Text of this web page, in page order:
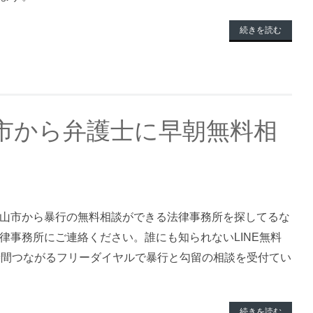
続きを読む
から弁護士に早朝無料相
市から暴行の無料相談ができる法律事務所を探してるな
事務所にご連絡ください。誰にも知られないLINE無料
つながるフリーダイヤルで暴行と勾留の相談を受付てい